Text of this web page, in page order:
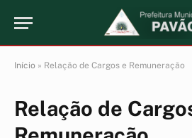
Início » Relação de Cargos e Remuneração
Relação de